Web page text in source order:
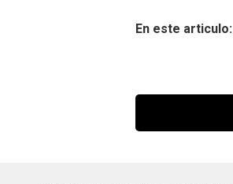
En este articulo: